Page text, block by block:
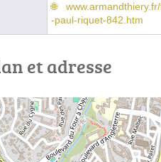
-paul-riquet-842.htm
et adresse